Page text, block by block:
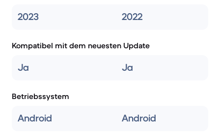
2023 2022
Kompatibel mit dem neuesten Update
Ja Ja
Betriebssystem
Android Android